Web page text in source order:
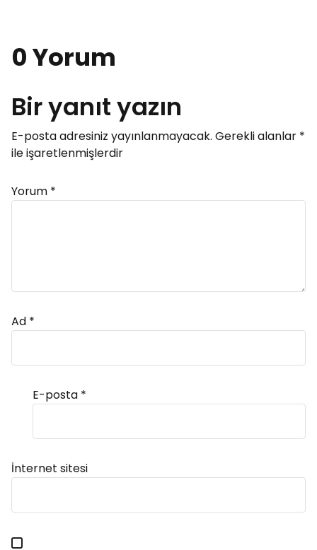
0 Yorum
Bir yanıt yazın
E-posta adresiniz yayınlanmayacak. Gerekli alanlar *
ile işaretlenmişlerdir
Yorum *
Ad *
E-posta *
İnternet sitesi
Alternative: